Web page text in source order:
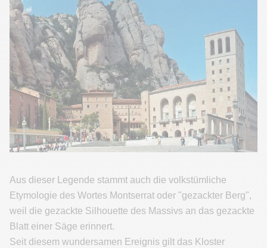
Aus dieser Legende stammt auch die volkstümliche
Etymologie des Wortes Montserrat oder "gezackter Berg",
weil die gezackte Silhouette des Massivs an das gezackte
Blatt einer Säge erinnert.
Seit diesem wundersamen Ereignis gilt das Kloster